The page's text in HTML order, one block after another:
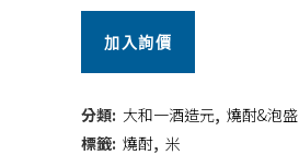
一
燒
加入詢價
分類: 大和一酒造元, 燒酎&泡盛
標籤: 燒酎, 米